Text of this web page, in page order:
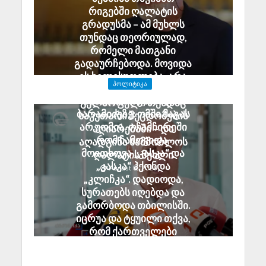
რიგებში ღალატის
გრადუსმა – ამ მუხლს
თუნდაც თეორიულად,
რომელი მათგანი
გადაურჩებოდა. მოვიდა
ეს ხელისუფლება, არა
უშეცდომო, მაგრამ
გულწრფელი თუნდაც
საკუთარი შეცდომების
აღიარებაში – და
აღადგინა სამშობლოს
ღალატის მუხლი
August 8, 2026
ᲞᲝᲚᲘᲢᲘᲙᲐ
ბარამიძეზე: ომში მაგას
არ უომია. ოჩამჩირეში
რომ ჩამოვიდა,
მოითხოვა „კასკა“ და
„კასკა“ ჰქონდა
„კლიჩკა“. დადიოდა,
სურათებს იღებდა და
გამორბოდა თბილისში.
იცრუა და ტყუილი თქვა,
რომ ქართველები